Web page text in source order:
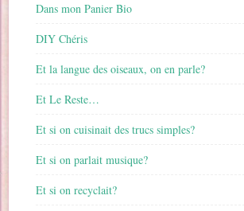
Dans mon Panier Bio
DIY Chéris
Et la langue des oiseaux, on en parle?
Et Le Reste…
Et si on cuisinait des trucs simples?
Et si on parlait musique?
Et si on recyclait?